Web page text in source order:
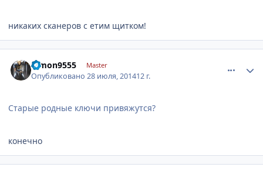
никаких сканеров с етим щитком!
dimon9555 Master
Опубликовано28 июля, 201412 г.
Старые родные ключи привяжутся?
конечно